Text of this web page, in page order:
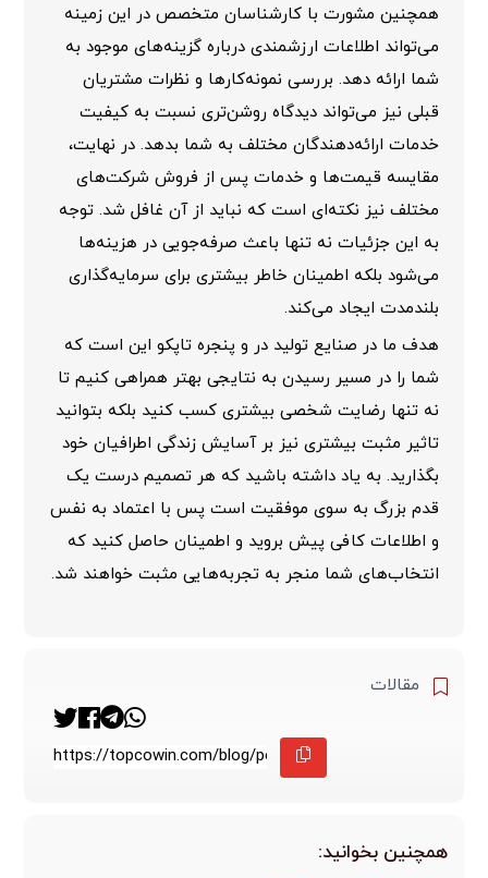
همچنین مشورت با کارشناسان متخصص در این زمینه
می‌تواند اطلاعات ارزشمندی درباره گزینه‌های موجود به
شما ارائه دهد. بررسی نمونه‌کارها و نظرات مشتریان
قبلی نیز می‌تواند دیدگاه روشن‌تری نسبت به کیفیت
خدمات ارائه‌دهندگان مختلف به شما بدهد. در نهایت،
مقایسه قیمت‌ها و خدمات پس از فروش شرکت‌های
مختلف نیز نکته‌ای است که نباید از آن غافل شد. توجه
به این جزئیات نه تنها باعث صرفه‌جویی در هزینه‌ها
می‌شود بلکه اطمینان خاطر بیشتری برای سرمایه‌گذاری
بلندمدت ایجاد می‌کند.
هدف ما در صنایع تولید در و پنجره تاپکواین است که
شما را در مسیر رسیدن به نتایجی بهتر همراهی کنیم تا
نه تنها رضایت شخصی بیشتری کسب کنید بلکه بتوانید
تاثیر مثبت بیشتری نیز بر آسایش زندگی اطرافیان خود
بگذارید. به یاد داشته باشید که هر تصمیم درست یک
قدم بزرگ به سوی موفقیت است پس با اعتماد به نفس
و اطلاعات کافی پیش بروید و اطمینان حاصل کنید که
انتخاب‌های شما منجر به تجربه‌هایی مثبت خواهند شد.
مقالات
همچنین بخوانید: